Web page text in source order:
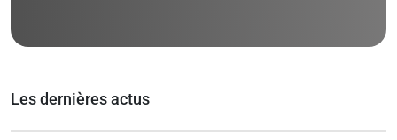
Les dernières actus